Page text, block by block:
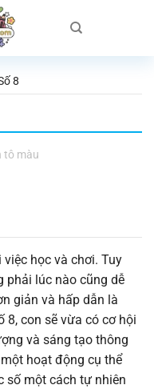
8
tô màu
học và chơi. Tuy
phải lúc nào cũng dễ
giản và hấp dẫn là
8, con sẽ vừa có cơ hội
và sáng tạo thông
hoạt động cụ thể
số một cách tự nhiên